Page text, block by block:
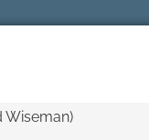
Wiseman)